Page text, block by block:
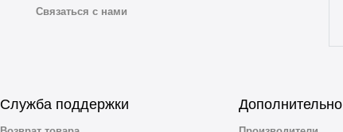
Связаться с нами
Служба поддержки Дополнительно